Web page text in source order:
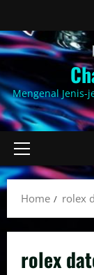
to
content
Mengenal Jenis-
Primary
Menu
Home rolex
rolex